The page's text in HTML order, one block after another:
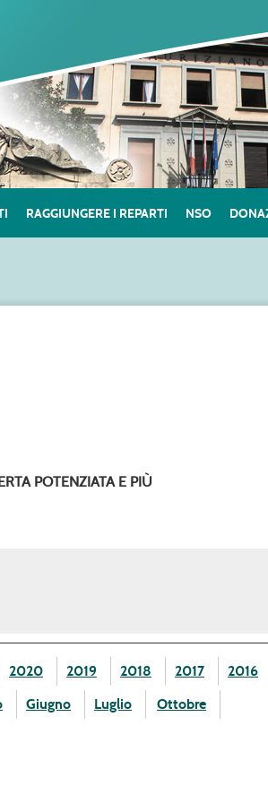
RAGGIUNGERE I REPARTI NSO
POTENZIATA E PIÙ
2020 2019 2018 2017
2016
Giugno Luglio Ottobre